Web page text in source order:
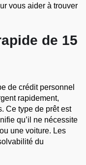
vous aider à trouver
de 15
de crédit personnel
rapidement,
Ce type de prêt est
qu’il ne nécessite
une voiture. Les
du